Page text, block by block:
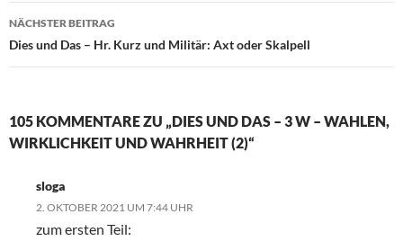
NÄCHSTER BEITRAG
Dies und Das – Hr. Kurz und Militär: Axt oder Skalpell
105 KOMMENTARE ZU „DIES UND DAS – 3 W – WAHLEN,
WIRKLICHKEIT UND WAHRHEIT (2)“
sloga
2. OKTOBER 2021 UM 7:44 UHR
zum ersten Teil: